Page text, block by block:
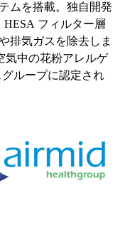
ムを搭載。独自開発
HESA フィルター層
排気ガスを除去しま
気中の花粉アレルゲ
ループに認定され